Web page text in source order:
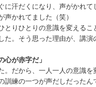
に汗だくになり、声がかれて
声かれてました（笑）
とりひとりの意識を変えるこ
た。そう思った理由が、講演
心が赤字だ」
。だから、一人一人の意識を
訓練の一つが声だしだったん